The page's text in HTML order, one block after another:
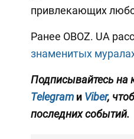
привлекающих
Ранее OBOZ. UA
знаменитых
Подписывайтесь на
Telegram и Viber,
последних событий.